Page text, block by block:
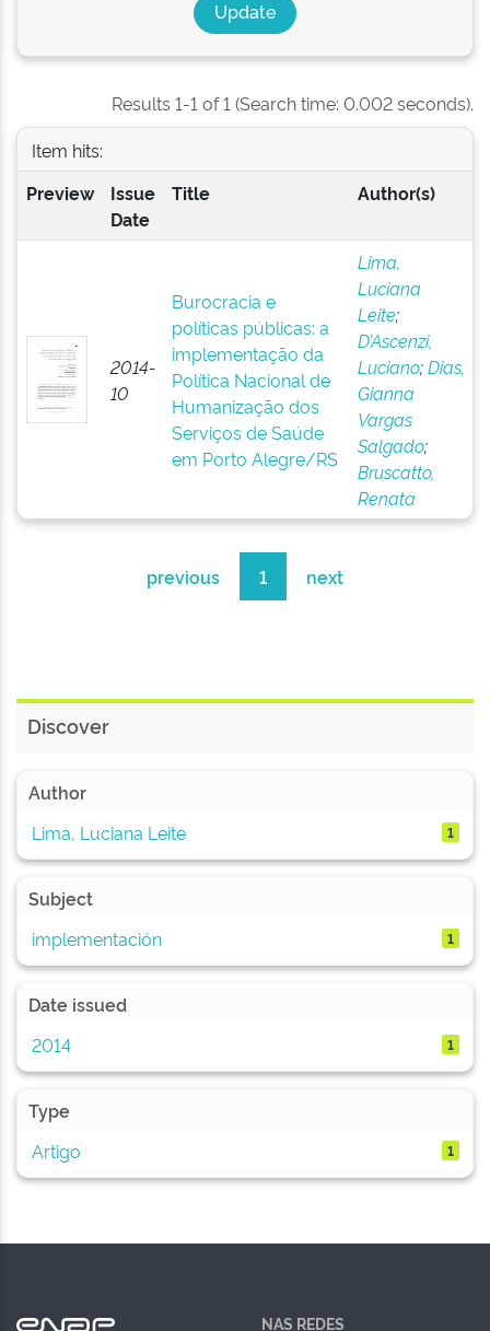
Results 1-1 of 1 (Search time: 0.002 seconds).
Item hits:
Preview
Issue
Date
Title Author(s)
2014-
10
Burocracia e
políticas públicas: a
implementação da
Política Nacional de
Humanização dos
Serviços de Saúde
em Porto Alegre/RS
Lima,
Luciana
Leite;
D’Ascenzi,
Luciano;Dias,
Gianna
Vargas
Salgado;
Bruscatto,
Renata
previous 1 next
Discover
Author
Lima, Luciana Leite
1
Subject
implementación
1
Date issued
2014
1
Type
Artigo
1
NAS REDES